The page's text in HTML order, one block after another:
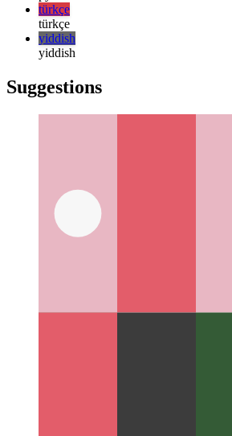
한국어
русский
русский
türkçe
türkçe
yiddish
yiddish